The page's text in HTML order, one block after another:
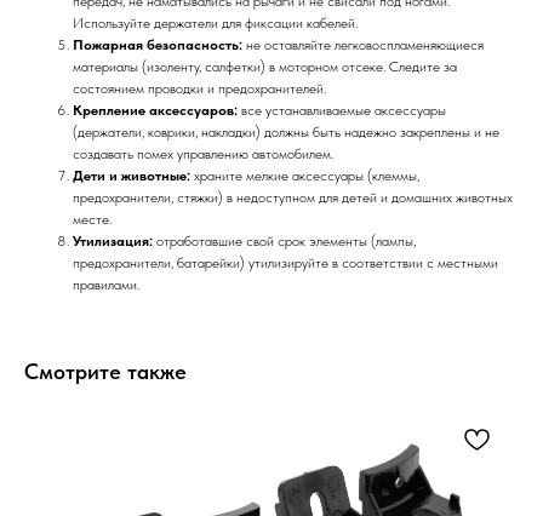
Используйте держатели для фиксации кабелей.
Пожарная безопасность: не оставляйте легковоспламеняющиеся
материалы (изоленту, салфетки) в моторном отсеке. Следите за
состоянием проводки и предохранителей.
Крепление аксессуаров: все устанавливаемые аксессуары
(держатели, коврики, накладки) должны быть надежно закреплены и не
создавать помех управлению автомобилем.
Дети и животные: храните мелкие аксессуары (клеммы,
предохранители, стяжки) в недоступном для детей и домашних животных
месте.
Утилизация: отработавшие свой срок элементы (лампы,
предохранители, батарейки) утилизируйте в соответствии с местными
правилами.
Смотрите также